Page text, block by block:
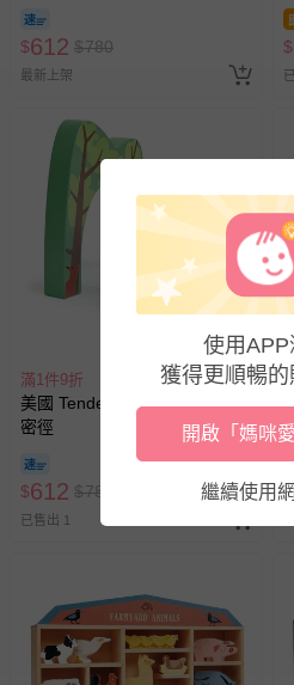
$612 $780
最新上架
$
滿1件9折
美國 Tender Leaf - 貓頭鷹森林
密徑
$612 $780
已售出 1
$
使用APP
獲得更順暢
開啟「媽咪
繼續使用